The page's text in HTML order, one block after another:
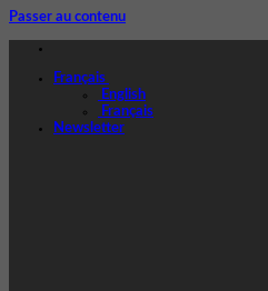
Passer au contenu
Français
English
Français
Newsletter